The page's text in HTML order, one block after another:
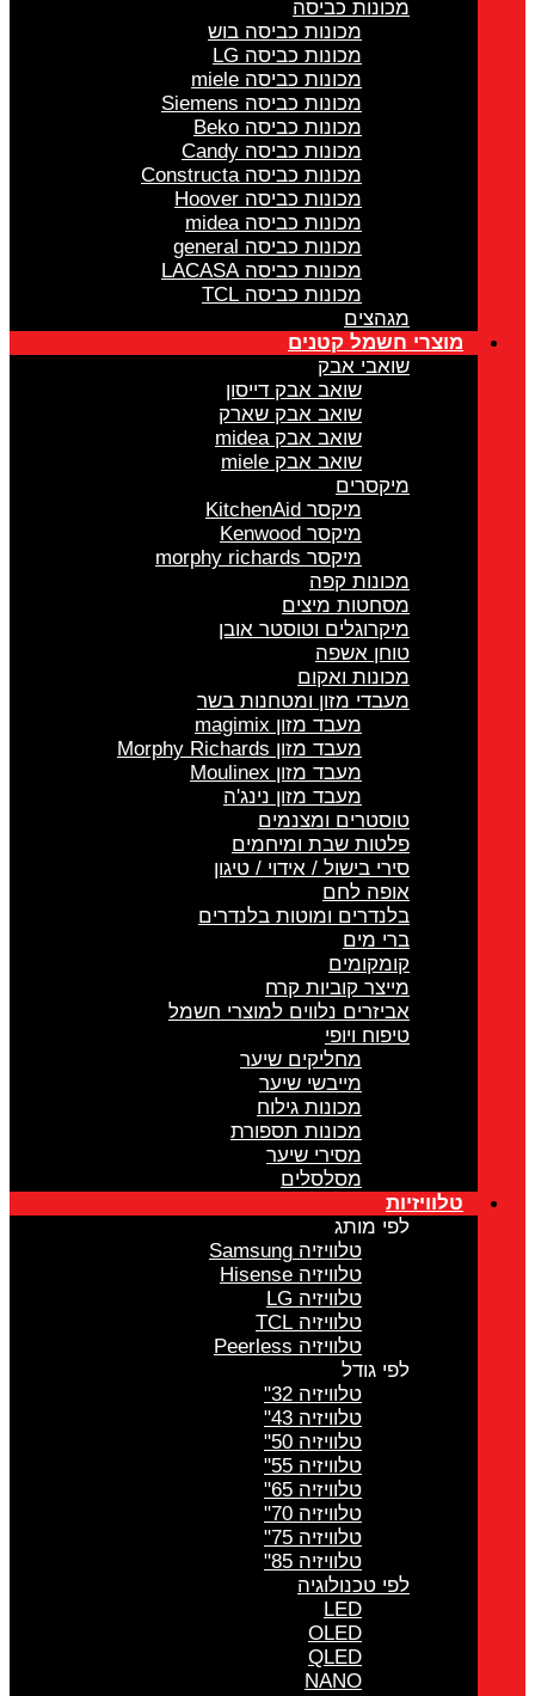
מכונות כביסה
מכונות כביסה בוש
מכונות כביסה LG
מכונות כביסה miele
מכונות כביסה Siemens
מכונות כביסה Beko
מכונות כביסה Candy
מכונות כביסה Constructa
מכונות כביסה Hoover
מכונות כביסה midea
מכונות כביסה general
מכונות כביסה LACASA
מכונות כביסה TCL
מגהצים
מוצרי חשמל קטנים
שואבי אבק
שואב אבק דייסון
שואב אבק שארק
שואב אבק midea
שואב אבק miele
מיקסרים
מיקסר KitchenAid
מיקסר Kenwood
מיקסר morphy richards
מכונות קפה
מסחטות מיצים
מיקרוגלים וטוסטר אובן
טוחן אשפה
מכונות ואקום
מעבדי מזון ומטחנות בשר
מעבד מזון magimix
מעבד מזון Morphy Richards
מעבד מזון Moulinex
מעבד מזון נינג'ה
טוסטרים ומצנמים
פלטות שבת ומיחמים
סירי בישול / אידוי / טיגון
אופה לחם
בלנדרים ומוטות בלנדרים
ברי מים
קומקומים
מייצר קוביות קרח
אביזרים נלווים למוצרי חשמל
טיפוח ויופי
מחליקים שיער
מייבשי שיער
מכונות גילוח
מכונות תספורת
מסירי שיער
מסלסלים
טלוויזיות
לפי מותג
טלוויזיה Samsung
טלוויזיה Hisense
טלוויזיה LG
טלוויזיה TCL
טלוויזיה Peerless
לפי גודל
טלוויזיה 32"
טלוויזיה 43"
טלוויזיה 50"
טלוויזיה 55"
טלוויזיה 65"
טלוויזיה 70"
טלוויזיה 75"
טלוויזיה 85"
לפי טכנולוגיה
LED
OLED
QLED
NANO